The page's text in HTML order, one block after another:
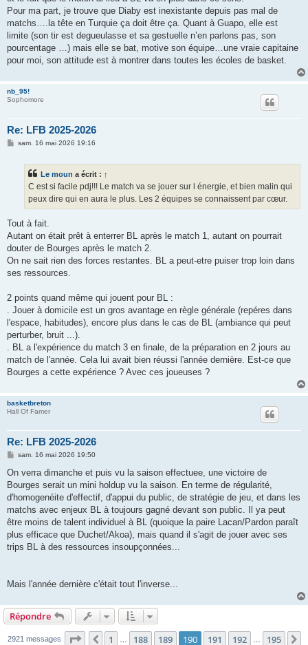
Pour ma part, je trouve que Diaby est inexistante depuis pas mal de
matchs….la tête en Turquie ça doit être ça. Quant à Guapo, elle est
limite (son tir est degueulasse et sa gestuelle n’en parlons pas, son
pourcentage …) mais elle se bat, motive son équipe…une vraie capitaine
pour moi, son attitude est à montrer dans toutes les écoles de basket.
nb_95!
Sophomore
Re: LFB 2025-2026
Msam. 16 mai 2026 19:16
Le moun a écrit : ↑
C est si facile pdj!!! Le match va se jouer sur l énergie, et bien malin qui
peux dire qui en aura le plus. Les 2 équipes se connaissent par cœur.
Tout à fait.
Autant on était prêt à enterrer BL après le match 1, autant on pourrait
douter de Bourges après le match 2.
On ne sait rien des forces restantes. BL a peut-etre puiser trop loin dans
ses ressources.
2 points quand même qui jouent pour BL :
. Jouer à domicile est un gros avantage en règle générale (repéres dans
l'espace, habitudes), encore plus dans le cas de BL (ambiance qui peut
perturber, bruit ...).
. BL a l'expérience du match 3 en finale, de la préparation en 2 jours au
match de l'année. Cela lui avait bien réussi l'année dernière. Est-ce que
Bourges a cette expérience ? Avec ces joueuses ?
basketbreton
Hall Of Famer
Re: LFB 2025-2026
M
s
a
g
sam. 16 mai 2026 19:50
On verra dimanche et puis vu la saison effectuee, une victoire de
Bourges serait un mini holdup vu la saison. En terme de régularité,
d'homogenéite d'effectif, d'appui du public, de stratégie de jeu, et dans les
matchs avec enjeux BL à toujours gagné devant son public. Il ya peut
être moins de talent individuel à BL (quoique la paire Lacan/Pardon paraît
plus efficace que Duchet/Akoa), mais quand il s'agit de jouer avec ses
trips BL à des ressources insoupçonnées...
Mais l'année dernière c'était tout l'inverse...
Répondre
2921 messages Page 190 sur195
Précédente
1 … 188 189 190 191 192 … 195